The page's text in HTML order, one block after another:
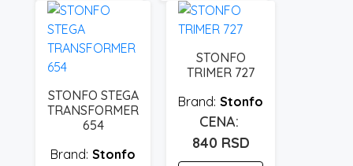
STONFO STEGA
TRANSFORMER
654
Stonfo
STONFO
TRIMER 727
Stonfo
840 RSD